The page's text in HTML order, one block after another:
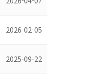
2026-02-05
2025-09-22